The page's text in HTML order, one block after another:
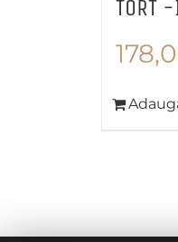
TORT